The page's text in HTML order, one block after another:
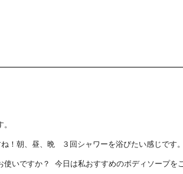
！朝、昼、晩 ３回シャワーを浴びたい感じです。
使いですか？ 今日は私おすすめのボディソープを